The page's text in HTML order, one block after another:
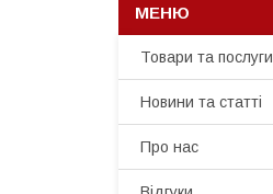
Товари та послуги
Новини та статті
Про нас